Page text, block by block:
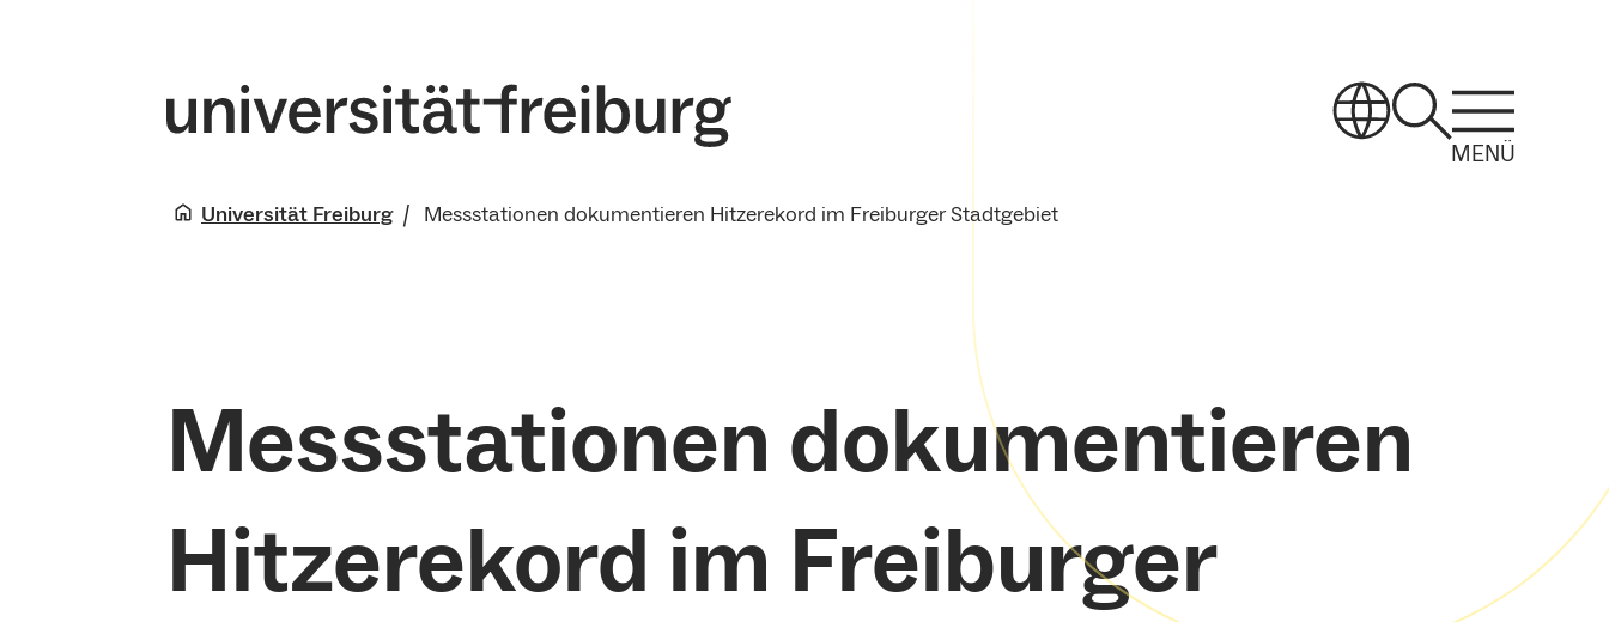
MENÜ
Universität Freiburg Messstationen dokumentieren Hitzerekord im Freiburger Stadtgebiet
Messstationen dokumentieren
Hitzerekord im Freiburger